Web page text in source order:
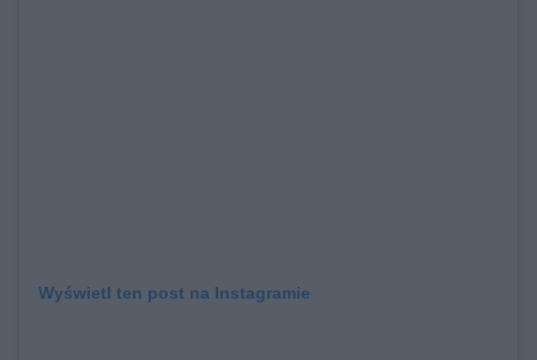
Wyświetl ten post na Instagramie